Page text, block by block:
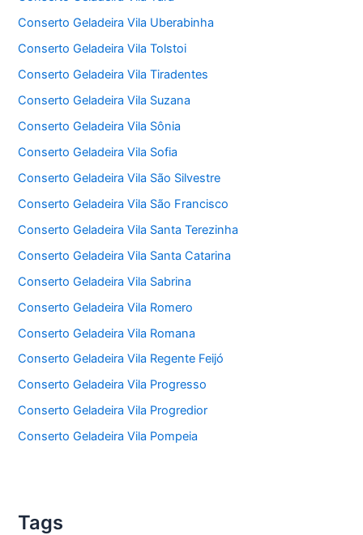
Conserto Geladeira Vila Uberabinha
Conserto Geladeira Vila Tolstoi
Conserto Geladeira Vila Tiradentes
Conserto Geladeira Vila Suzana
Conserto Geladeira Vila Sônia
Conserto Geladeira Vila Sofia
Conserto Geladeira Vila São Silvestre
Conserto Geladeira Vila São Francisco
Conserto Geladeira Vila Santa Terezinha
Conserto Geladeira Vila Santa Catarina
Conserto Geladeira Vila Sabrina
Conserto Geladeira Vila Romero
Conserto Geladeira Vila Romana
Conserto Geladeira Vila Regente Feijó
Conserto Geladeira Vila Progresso
Conserto Geladeira Vila Progredior
Conserto Geladeira Vila Pompeia
Tags